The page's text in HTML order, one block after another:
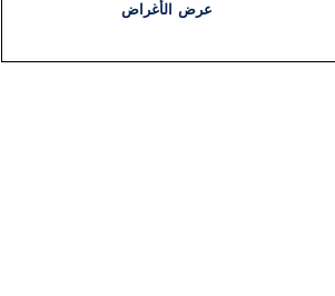
عرض الأغراض